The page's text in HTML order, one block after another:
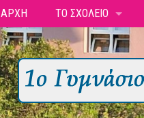
ΑΡΧΗ ΤΟ ΣΧΟΛΕΙΟ